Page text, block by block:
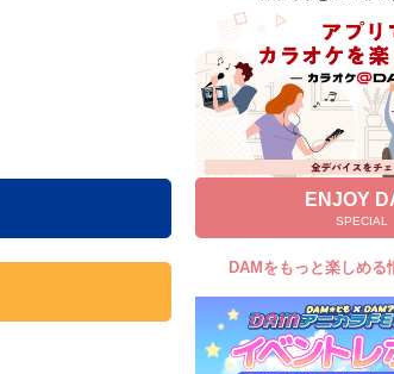
キャンペーン
よくあるご質問
DAMの新曲・ランキング
カラオケ最新情報をチェッ
自宅でカラオケ歌い放題
家族や友達と一緒に！練習
ENJOY
SPECIAL
DAMをもっと楽しめる